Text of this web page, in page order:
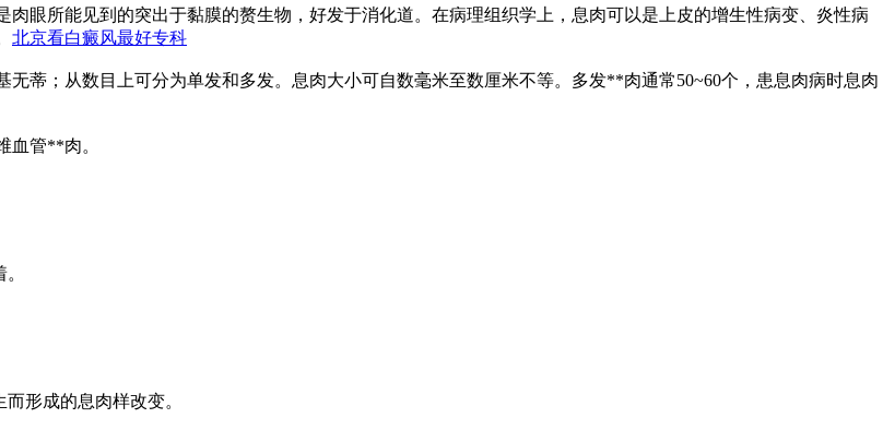
眼所能见到的突出于黏膜的赘生物，好发于消化道。在病理组织学上，息肉可以是上皮的增生性病变、炎性病
北京看白癜风最好专科
蒂；从数目上可分为单发和多发。息肉大小可自数毫米至数厘米不等。多发**肉通常50~60个，患息肉病时息肉
血管**肉。
形成的息肉样改变。